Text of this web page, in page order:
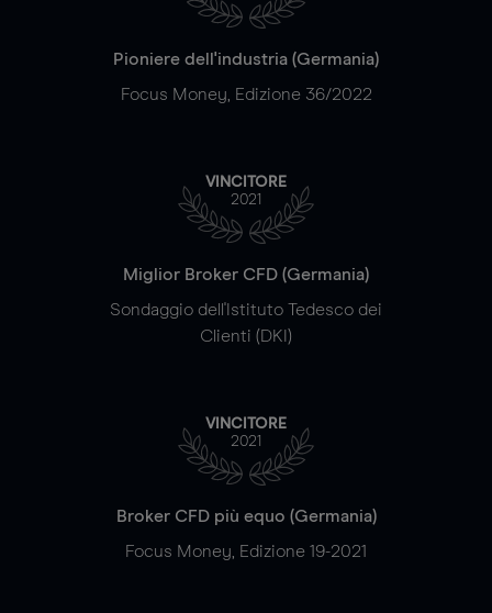
Pioniere dell'industria (Germania)
Focus Money, Edizione 36/2022
VINCITORE
2021
Miglior Broker CFD (Germania)
Sondaggio dell'Istituto Tedesco dei
Clienti (DKI)
VINCITORE
2021
Broker CFD più equo (Germania)
Focus Money, Edizione 19-2021